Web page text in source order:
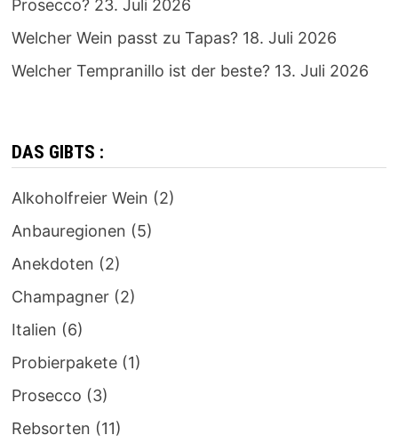
Prosecco? 23. Juli 2026
Welcher Wein passt zu Tapas? 18. Juli 2026
Welcher Tempranillo ist der beste? 13. Juli 2026
DAS GIBTS :
Alkoholfreier Wein (2)
Anbauregionen (5)
Anekdoten (2)
Champagner(2)
Italien (6)
Probierpakete(1)
Prosecco (3)
Rebsorten (11)